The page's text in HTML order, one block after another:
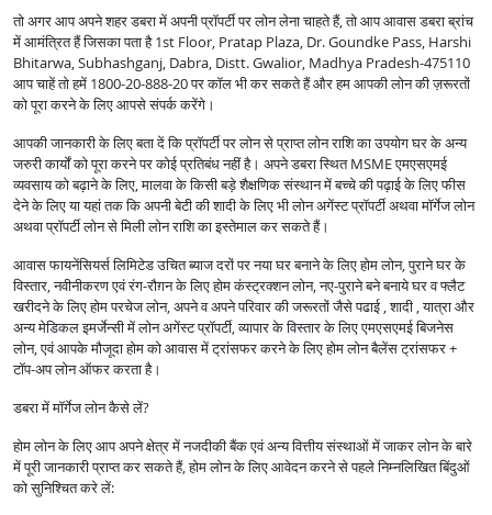
तो अगर आप अपने शहर डबरा में अपनी प्रॉपर्टी पर लोन लेना चाहते हैं, तो आप आवास डबरा ब्रांच
में आमंत्रित हैं जिसका पता है 1st Floor, Pratap Plaza, Dr. Goundke Pass, Harshi
Bhitarwa, Subhashganj, Dabra, Distt. Gwalior, Madhya Pradesh-475110
आप चाहें तो हमें 1800-20-888-20 पर कॉल भी कर सकते हैं और हम आपकी लोन की ज़रूरतों
को पूरा करने के लिए आपसे संपर्क करेंगे।
आपकी जानकारी के लिए बता दें कि प्रॉपर्टी पर लोन से प्राप्त लोन राशि का उपयोग घर के अन्य
जरुरी कार्यों को पूरा करने पर कोई प्रतिबंध नहीं है। अपने डबरा स्थित MSME एमएसएमई
व्यवसाय को बढ़ाने के लिए, मालवा के किसी बड़े शैक्षणिक संस्थान में बच्चे की पढ़ाई के लिए फीस
देने के लिए या यहां तक कि अपनी बेटी की शादी के लिए भी लोन अगेंस्ट प्रॉपर्टी अथवा मॉर्गेज लोन
अथवा प्रॉपर्टी लोन से मिली लोन राशि का इस्तेमाल कर सकते हैं।
आवास फायनेंसियर्स लिमिटेड उचित ब्याज दरों पर नया घर बनाने के लिए होम लोन, पुराने घर के
विस्तार, नवीनीकरण एवं रंग-रौग़न के लिए होम कंस्ट्रक्शन लोन, नए-पुराने बने बनाये घर व फ्लैट
खरीदने के लिए होम परचेज लोन, अपने व अपने परिवार की जरूरतों जैसे पढाई , शादी , यात्रा और
अन्य मेडिकल इमर्जेन्सी में लोन अगेंस्ट प्रॉपर्टी, व्यापार के विस्तार के लिए एमएसएमई बिजनेस
लोन, एवं आपके मौजूदा होम को आवास में ट्रांसफर करने के लिए होम लोन बैलेंस ट्रांसफर +
टॉप-अप लोन ऑफर करता है।
डबरा में मॉर्गेज लोन कैसे लें?
होम लोन के लिए आप अपने क्षेत्र में नजदीकी बैंक एवं अन्य वित्तीय संस्थाओं में जाकर लोन के बारे
में पूरी जानकारी प्राप्त कर सकते हैं, होम लोन के लिए आवेदन करने से पहले निम्नलिखित बिंदुओं
को सुनिश्चित करे लें: